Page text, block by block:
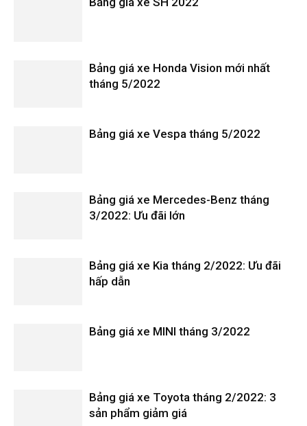
Bảng giá xe Honda Vision mới nhất
tháng 5/2022
Bảng giá xe Vespa tháng 5/2022
Bảng giá xe Mercedes-Benz tháng
3/2022: Ưu đãi lớn
Bảng giá xe Kia tháng 2/2022: Ưu đãi
hấp dẫn
Bảng giá xe MINI tháng 3/2022
Bảng giá xe Toyota tháng 2/2022: 3
sản phẩm giảm giá